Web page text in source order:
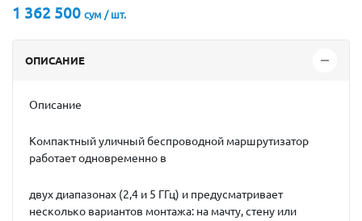
1 362 500 сум / шт.
ОПИСАНИЕ
Описание
Компактный уличный беспроводной маршрутизатор
работает одновременно в
двух диапазонах (2,4 и 5 ГГц) и предусматривает
несколько вариантов монтажа: на мачту, стену или